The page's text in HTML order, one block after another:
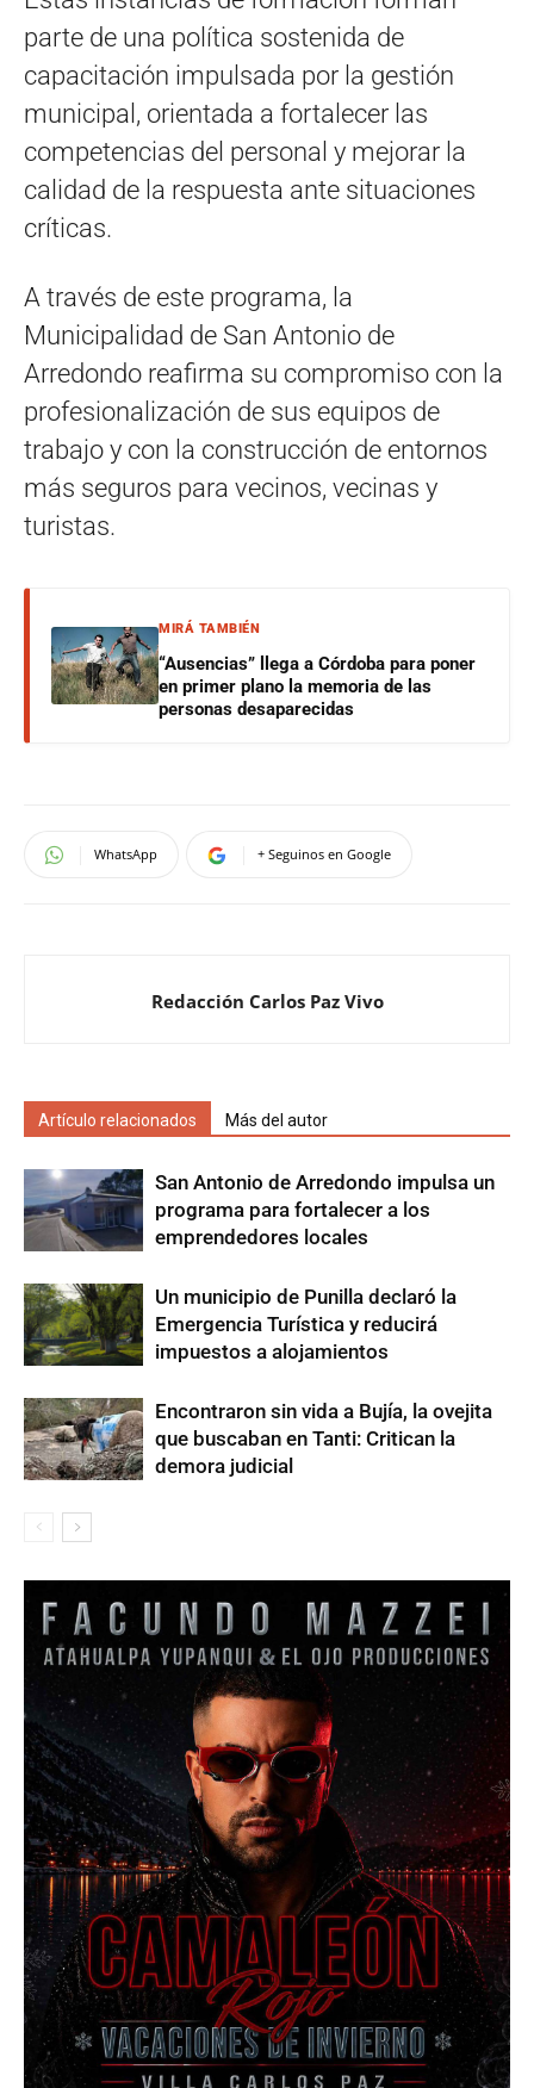
parte de una política sostenida de
capacitación impulsada por la gestión
municipal, orientada a fortalecer las
competencias del personal y mejorar la
calidad de la respuesta ante situaciones
críticas.
A través de este programa, la
Municipalidad de San Antonio de
Arredondo reafirma su compromiso con la
profesionalización de sus equipos de
trabajo y con la construcción de entornos
más seguros para vecinos, vecinas y
turistas.
MIRÁ TAMBIÉN
“Ausencias” llega a Córdoba para poner
en primer plano la memoria de las
personas desaparecidas
WhatsApp + Seguinos en Google
Redacción Carlos Paz Vivo
Artículo relacionados Más del autor
San Antonio de Arredondo impulsa un
programa para fortalecer a los
emprendedores locales
Un municipio de Punilla declaró la
Emergencia Turística y reducirá
impuestos a alojamientos
Encontraron sin vida a Bujía, la ovejita
que buscaban en Tanti: Critican la
demora judicial